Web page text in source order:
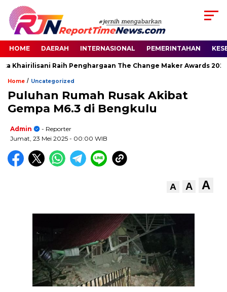
HOME DAERAH INTERNASIONAL PEMERINTAHAN
Raih Penghargaan The Change Maker Awards 2026
Home / Uncategorized
Puluhan Rumah Rusak Akibat
Gempa M6.3 di Bengkulu
Admin
- Reporter
Jumat, 23 Mei 2025 - 00:00 WIB
A A A